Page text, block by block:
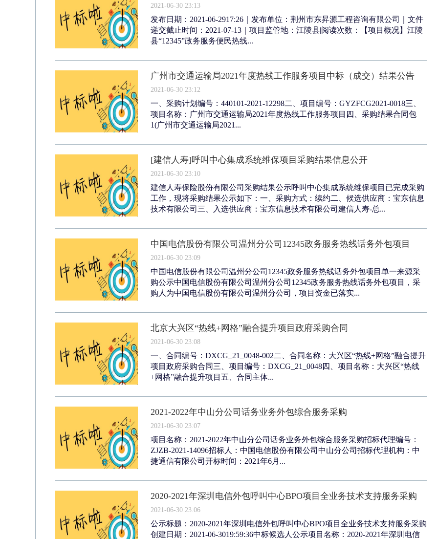
2021-06-30 23:13
发布日期：2021-06-2917:26｜发布单位：荆州市东昇源工程咨询有限公司｜文件
递交截止时间：2021-07-13｜项目监管地：江陵县|阅读次数：【项目概况】江陵
县“12345”政务服务便民热线...
广州市交通运输局2021年度热线工作服务项目中标（成交）结果公告
2021-06-30 23:12
一、采购计划编号：440101-2021-12298二、项目编号：GYZFCG2021-0018三、
项目名称：广州市交通运输局2021年度热线工作服务项目四、采购结果合同包
1(广州市交通运输局2021...
[建信人寿]呼叫中心集成系统维保项目采购结果信息公开
2021-06-30 23:10
建信人寿保险股份有限公司采购结果公示呼叫中心集成系统维保项目已完成采购
工作，现将采购结果公示如下：一、采购方式：续约二、候选供应商：宝东信息
技术有限公司三、入选供应商：宝东信息技术有限公司建信人寿-总...
中国电信股份有限公司温州分公司12345政务服务热线话务外包项目
2021-06-30 23:09
中国电信股份有限公司温州分公司12345政务服务热线话务外包项目单一来源采
购公示中国电信股份有限公司温州分公司12345政务服务热线话务外包项目，采
购人为中国电信股份有限公司温州分公司，项目资金已落实...
北京大兴区“热线+网格”融合提升项目政府采购合同
2021-06-30 23:08
一、合同编号：DXCG_21_0048-002二、合同名称：大兴区“热线+网格”融合提升
项目政府采购合同三、项目编号：DXCG_21_0048四、项目名称：大兴区“热线
+网格”融合提升项目五、合同主体...
2021-2022年中山分公司话务业务外包综合服务采购
2021-06-30 23:07
项目名称：2021-2022年中山分公司话务业务外包综合服务采购招标代理编号：
ZJZB-2021-14096招标人：中国电信股份有限公司中山分公司招标代理机构：中
捷通信有限公司开标时间：2021年6月...
2020-2021年深圳电信外包呼叫中心BPO项目全业务技术支持服务采购
2021-06-30 23:06
公示标题：2020-2021年深圳电信外包呼叫中心BPO项目全业务技术支持服务采购
创建日期：2021-06-3019:59:36中标候选人公示项目名称：2020-2021年深圳电信